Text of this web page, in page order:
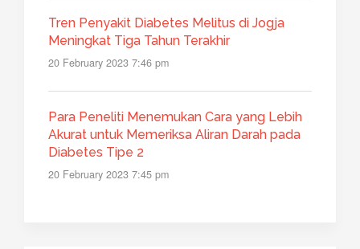
Tren Penyakit Diabetes Melitus di Jogja
Meningkat Tiga Tahun Terakhir
20 February 2023 7:46 pm
Para Peneliti Menemukan Cara yang Lebih
Akurat untuk Memeriksa Aliran Darah pada
Diabetes Tipe 2
20 February 2023 7:45 pm